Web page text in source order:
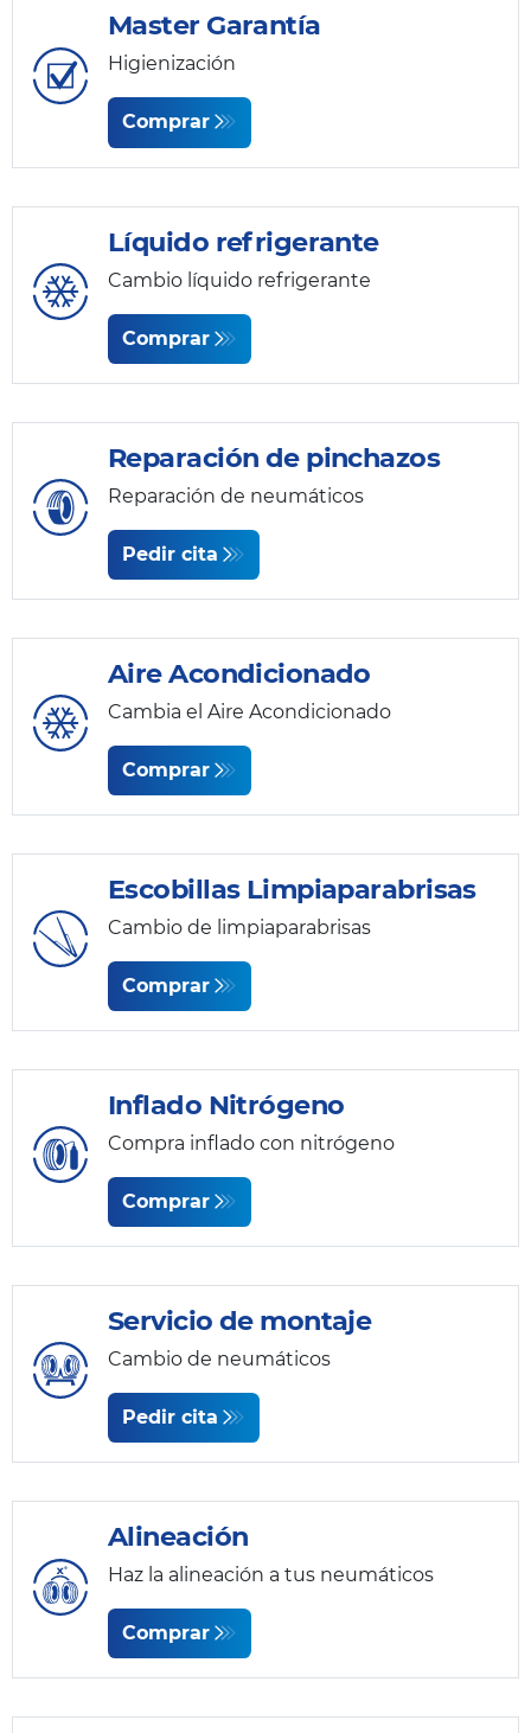
Master Garantía
Higienización
Comprar
Líquido refrigerante
Cambio líquido refrigerante
Comprar
Reparación de pinchazos
Reparación de neumáticos
Pedir cita
Aire Acondicionado
Cambia el Aire Acondicionado
Comprar
Escobillas Limpiaparabrisas
Cambio de limpiaparabrisas
Comprar
Inflado Nitrógeno
Compra inflado con nitrógeno
Comprar
Servicio de montaje
Cambio de neumáticos
Pedir cita
Alineación
Haz la alineación a tus neumáticos
Comprar